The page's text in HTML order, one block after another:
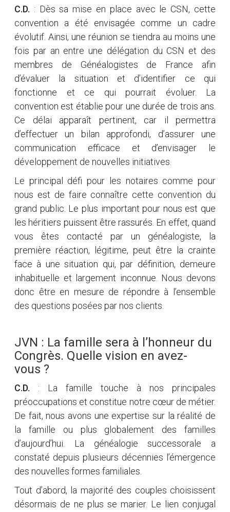
C.D. : Dès sa mise en place avec le CSN, cette
convention a été envisagée comme un cadre
évolutif. Ainsi, une réunion se tiendra au moins une
fois par an entre une délégation du CSN et des
membres de Généalogistes de France afin
d’évaluer la situation et d’identifier ce qui
fonctionne et ce qui pourrait évoluer. La
convention est établie pour une durée de trois ans.
Ce délai apparaît pertinent, car il permettra
d’effectuer un bilan approfondi, d’assurer une
communication efficace et d’envisager le
développement de nouvelles initiatives.
Le principal défi pour les notaires comme pour
nous est de faire connaître cette convention du
grand public. Le plus important pour nous est que
les héritiers puissent être rassurés. En effet, quand
vous êtes contacté par un généalogiste, la
première réaction, légitime, peut être la crainte
face à une situation qui, par définition, demeure
inhabituelle et largement inconnue. Nous devons
donc être en mesure de répondre à l’ensemble
des questions posées par nos clients.
JVN : La famille sera à l’honneur du
Congrès. Quelle vision en avez-
vous ?
C.D. : La famille touche à nos principales
préoccupations et constitue notre cœur de métier.
De fait, nous avons une expertise sur la réalité de
la famille ou plus globalement des familles
d’aujourd’hui. La généalogie successorale a
constaté depuis plusieurs décennies l’émergence
des nouvelles formes familiales.
Tout d’abord, la majorité des couples choisissent
désormais de ne plus se marier. Le lien conjugal